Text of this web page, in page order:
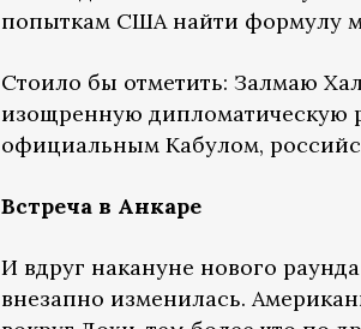
попыткам США найти формулу
Стоило бы отметить: Залмаю
изощренную дипломатическую
официальным Кабулом,
Встреча в Анкаре
И вдруг накануне нового
внезапно изменилась.